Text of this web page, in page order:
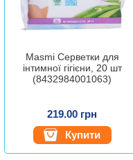
Masmi Серветки для
інтимної гігієни, 20 шт
(8432984001063)
219.00 грн
Купити